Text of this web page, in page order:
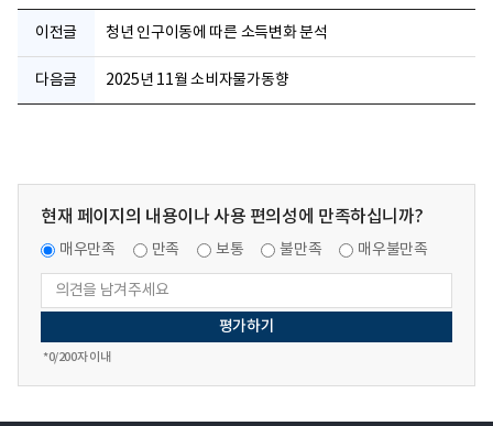
이전글 청년 인구이동에 따른 소득변화 분석
다음글 2025년 11월 소비자물가동향
현재 페이지의 내용이나 사용 편의성에 만족하십니까?
매우만족 만족 보통 불만족 매우불만족
*0/200자 이내